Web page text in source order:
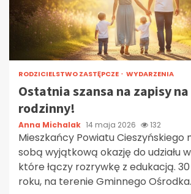
RODZICIELSTWO ZASTĘPCZE WYDARZENIA
Ostatnia szansa na zapisy
rodzinny!
Anna Michalak 14 maja 2026 132
Mieszkańcy Powiatu Cieszyńskiego
sobą wyjątkową okazję do udziału
które łączy rozrywkę z edukacją.
roku, na terenie Gminnego